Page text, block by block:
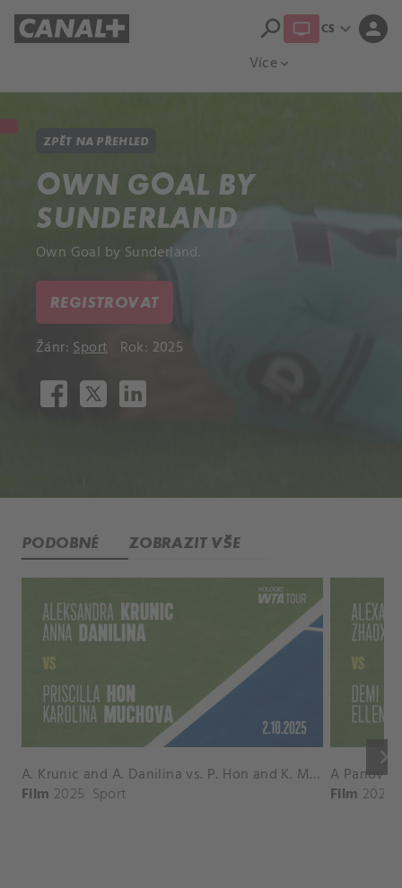
Více expand_more
search CS expand_more person
ZPĚT NA PŘEHLED
OWN GOAL BY
SUNDERLAND
Own Goal by Sunderland.
REGISTROVAT
Žánr:Sport Rok: 2025
PODOBNÉ ZOBRAZIT VŠE
keyboard_arrow_right
A. Krunic and A. Danilina vs. P. Hon and K. Muchova Match Highlights - BEIJING_Capital Group Diamond ( October 02, 2025)
Film 2025 Sport Film 2026